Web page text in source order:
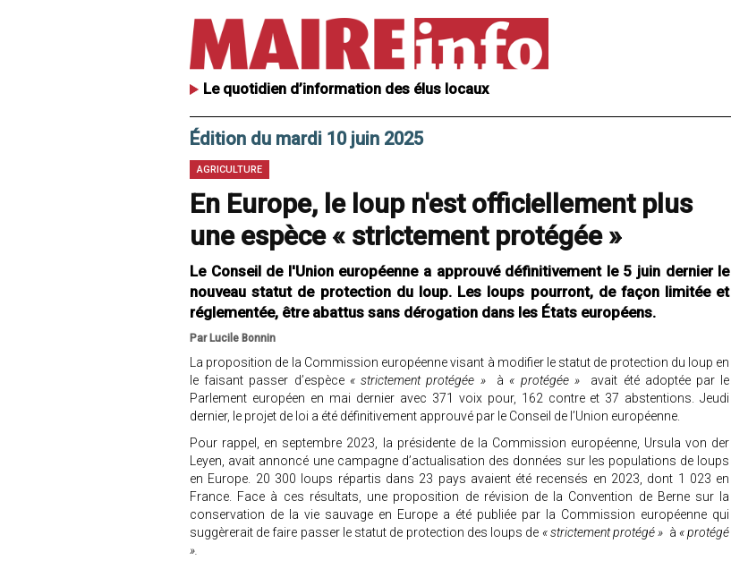
Le quotidien d’information des élus locaux
Édition du mardi 10 juin 2025
AGRICULTURE
En Europe, le loup n'est officiellement plus
une espèce « strictement protégée »
Le Conseil de l'Union européenne a approuvé définitivement le 5 juin dernier le
nouveau statut de protection du loup. Les loups pourront, de façon limitée et
réglementée, être abattus sans dérogation dans les États européens.
Par Lucile Bonnin
La proposition de la Commission européenne visant à modifier le statut de protection du loup en
le faisant passer d’espèce « strictement protégée » à « protégée »
avait été adoptée par le
Parlement européen en mai dernier avec 371 voix pour, 162 contre et 37 abstentions. Jeudi
dernier, le projet de loi a été définitivement approuvé par le Conseil de l’Union européenne.
Pour rappel, en septembre 2023, la présidente de la Commission européenne, Ursula von der
Leyen, avait annoncé une campagne d’actualisation des données sur les populations de loups
en Europe. 20 300 loups répartis dans 23 pays avaient été recensés en 2023, dont 1 023 en
France. Face à ces résultats, une proposition de révision de la Convention de Berne sur la
conservation de la vie sauvage en Europe a été publiée par la Commission européenne qui
suggèrerait de faire passer le statut de protection des loups de « strictement protégé » à « protégé
».